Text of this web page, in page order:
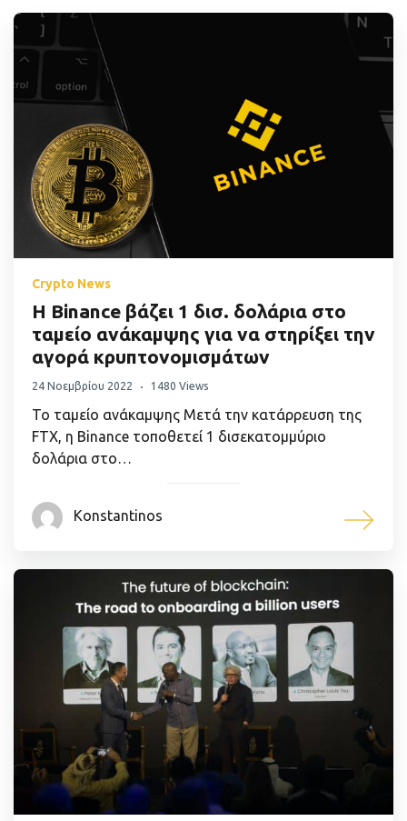
Crypto News
Η Binance βάζει 1 δισ. δολάρια στο
ταμείο ανάκαμψης για να στηρίξει την
αγορά κρυπτονομισμάτων
24 Νοεμβρίου 2022 1480 Views
Το ταμείο ανάκαμψης Μετά την κατάρρευση της
FTX, η Binance τοποθετεί 1 δισεκατομμύριο
δολάρια στο…
Konstantinos